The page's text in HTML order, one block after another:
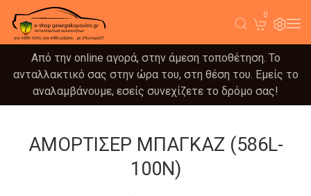
0
Από την online αγορά, στην άμεση τοποθέτηση. Το
ανταλλακτικό σας στην ώρα του, στη θέση του. Εμείς το
αναλαμβάνουμε, εσείς συνεχίζετε το δρόμο σας!
ΑΜΟΡΤΙΣΕΡ ΜΠΑΓΚΑΖ (586L-
100N)